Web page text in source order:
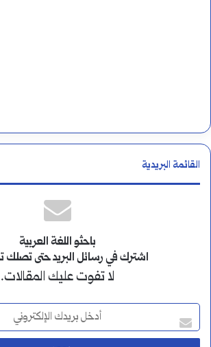
القائمة البريدية
باحثو اللغة العربية
اشترك في رسائل البريد حتى تصلك
لا تفوت عليك المقالات.